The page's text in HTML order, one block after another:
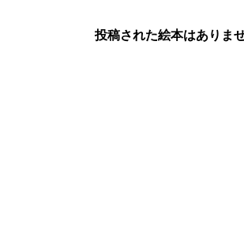
投稿された絵本はありま